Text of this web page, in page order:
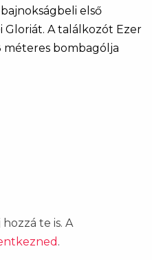
első
A találkozót Ezer
méteres bombagólja
te is. A
.